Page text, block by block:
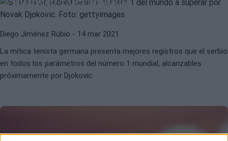
Diego Jiménez Rubio - 14 mar 2021
La mítica tenista germana presenta mejores registros que el serbio
en todos los parámetros del número 1 mundial, alcanzables
próximamente por Djokovic.